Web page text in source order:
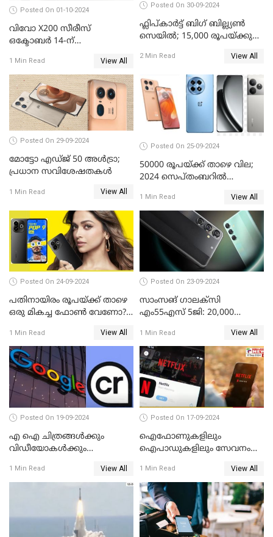
Posted On 01-10-2024
വിവോ X200 സീരീസ്
ഒക്ടോബർ 14-ന്
വിവരങ്ങൾ പുറത്ത്
1 Min Read View All
Posted On 30-09-2024
ഫ്ലിപ്കാർട്ട് ബിഗ് ബില്ല്യൺ
സെയിൽ; 15,000 രൂപയ്ക്കു
സ്മാർട്ട്ഫോണുകൾ
2 Min Read View All
Posted On 29-09-2024
മോട്ടോ എഡ്ജ് 50 അൾട്രാ;
പ്രധാന സവിശേഷതകൾ
1 Min Read View All
Posted On 25-09-2024
50000 രൂപയ്ക്ക് താഴെ വില;
2024 സെപ്തംബറിൽ
മൊബൈൽ ഫോണുകൾ
1 Min Read View All
Posted On 24-09-2024
പതിനായിരം രൂപയ്ക്ക് താഴെ
ഒരു മികച്ച ഫോൺ വേണോ?
അവതരിപ്പിച്ചു
1 Min Read View All
Posted On 23-09-2024
സാംസങ് ഗാലക്സി
എം55എസ് 5ജി: 20,000
മികച്ച സ്മാർട്ട്ഫോൺ
1 Min Read View All
Posted On 19-09-2024
എ ഐ ചിത്രങ്ങള്‍ക്കും
വിഡീയോകള്‍ക്കും
1 Min Read View All
Posted On 17-09-2024
ഐഫോണുകളിലും
ഐപാഡുകളിലും സേവനം
നെറ്റ്ഫ്‌ളിക്‌സ്
1 Min Read View All